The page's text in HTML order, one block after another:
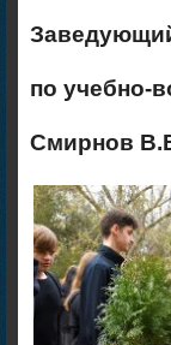
по учебно-
Смирнов